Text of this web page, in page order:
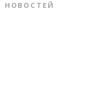
НОВОСТЕЙ